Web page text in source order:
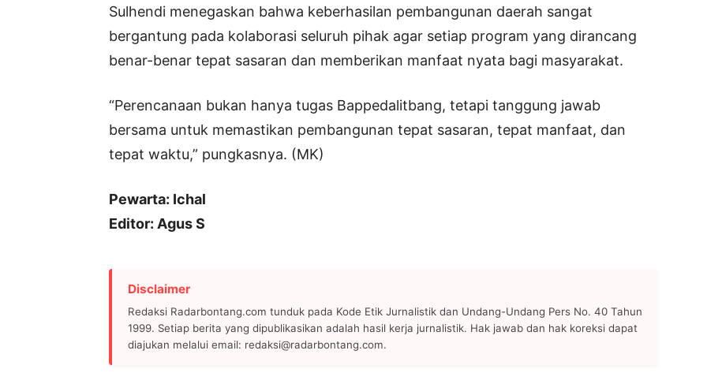
Sulhendi menegaskan bahwa keberhasilan pembangunan daerah sangat
bergantung pada kolaborasi seluruh pihak agar setiap program yang dirancang
benar-benar tepat sasaran dan memberikan manfaat nyata bagi masyarakat.
“Perencanaan bukan hanya tugas Bappedalitbang, tetapi tanggung jawab
bersama untuk memastikan pembangunan tepat sasaran, tepat manfaat, dan
tepat waktu,” pungkasnya. (MK)
Pewarta: Ichal
Editor: Agus S
Disclaimer
Redaksi Radarbontang.com tunduk pada Kode Etik Jurnalistik dan Undang-Undang Pers No. 40 Tahun
1999. Setiap berita yang dipublikasikan adalah hasil kerja jurnalistik. Hak jawab dan hak koreksi dapat
diajukan melalui email: redaksi@radarbontang.com.